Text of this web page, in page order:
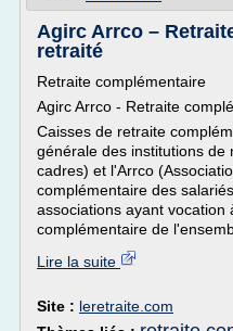
Agirc Arrco –
retraité
Retraite complémentaire
Agirc Arrco - Retraite
Caisses de retraite
générale des institutions de
cadres) et l'Arrco
complémentaire des
associations ayant
complémentaire de
Lire la suite
Site : leretraite.com